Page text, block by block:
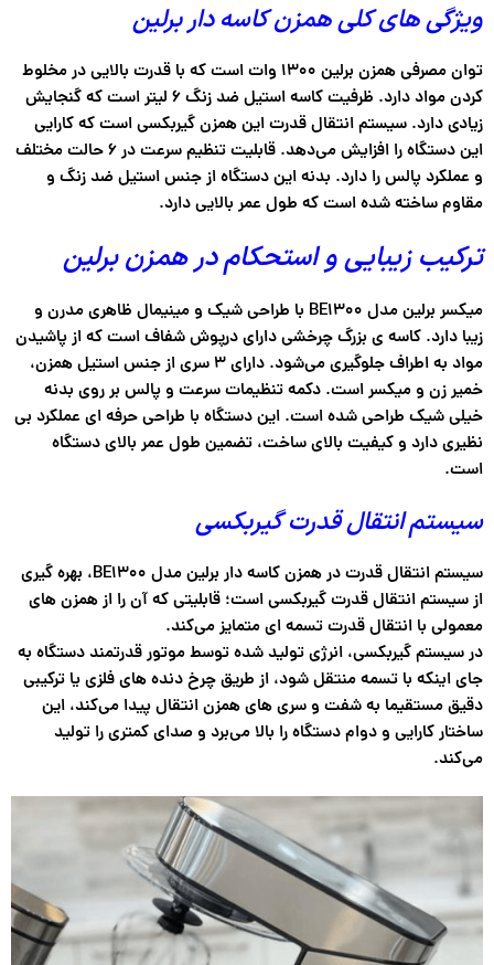
ویژگی های کلی همزن کاسه دار برلین
توان مصرفی همزن برلین
است که با قدرت بالایی در مخلوط
کردن مواد دارد. ظرفیت کاسه استیل ضد زنگ۶ لیتر
است که گنجایش
زیادی دارد. سیستم انتقال قدرت این همزن گیربکسی است که کارایی
این دستگاه را افزایش می‌دهد. قابلیت تنظیم سرعت در ۶ حالت مختلف
و عملکرد پالس را دارد. بدنه این دستگاه از جنس استیل ضد زنگ و
مقاوم ساخته شده است که طول عمر بالایی دارد.
ترکیب زیبایی و استحکام در همزن برلین
میکسر برلین مدل BE1300 با طراحی شیک و مینیمال ظاهری مدرن و
زیبا دارد. کاسه ی بزرگ چرخشی دارای درپوش شفاف است که از پاشیدن
مواد به اطراف جلوگیری می‌شود. دارای۳ سری
از جنس استیل همزن،
خمیر زن و میکسر است. دکمه تنظیمات سرعت و پالس بر روی بدنه
خیلی شیک طراحی شده است. این دستگاه با طراحی حرفه ای عملکرد بی
نظیری دارد و کیفیت بالای ساخت، تضمین طول عمر بالای دستگاه
است.
سیستم انتقال قدرت گیربکسی
سیستم انتقال قدرت در همزن کاسه دار برلین مدل BE1300، بهره گیری
ازسیستم انتقال قدرت گیربکسیاست؛ قابلیتی که آن را از همزن های
معمولی با انتقال قدرت تسمه ای متمایز می‌کند.
در سیستم گیربکسی، انرژی تولید شده توسط موتور قدرتمند دستگاه به
جای اینکه با تسمه منتقل شود، از طریق چرخ دنده های فلزی یا ترکیبی
دقیق مستقیما به شفت و سری های همزن انتقال پیدا می‌کند، این
ساختار کارایی و دوام دستگاه را بالا می‌برد و صدای کمتری را تولید
می‌کند.